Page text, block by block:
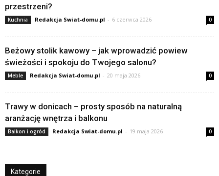
przestrzeni?
Kuchnia Redakcja Swiat-domu.pl - 6 czerwca 2026 0
Beżowy stolik kawowy – jak wprowadzić powiew
świeżości i spokoju do Twojego salonu?
Meble Redakcja Swiat-domu.pl - 20 maja 2026 0
Trawy w donicach – prosty sposób na naturalną
aranżację wnętrza i balkonu
Balkon i ogród Redakcja Swiat-domu.pl - 19 maja 2026 0
Kategorie